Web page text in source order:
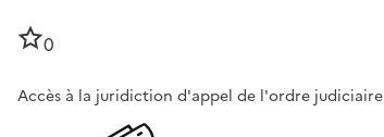
0
Accès à la juridiction d'appel de l'ordre judiciaire